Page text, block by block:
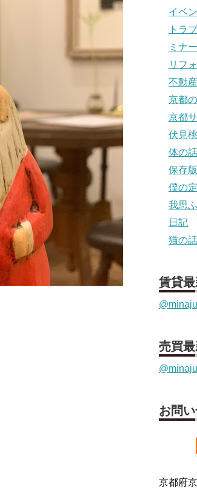
イベ
トラ
ミナ
リフ
不動
京都
京都
伏見
体の話
保存版
僕の
我思ふ
日記
猫の話
賃貸
売買
お問
京都府